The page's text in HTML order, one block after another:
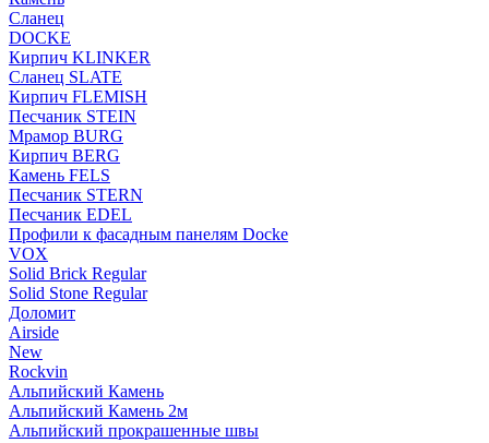
Сланец
DOCKE
Кирпич KLINKER
Сланец SLATE
Кирпич FLEMISH
Пес­ча­ник STEIN
Мрамор BURG
Кирпич BERG
Камень FELS
Пес­ча­ник STERN
Пес­ча­ник EDEL
Профили к фасадным панелям Docke
VOX
Solid Brick Regular
Solid Stone Regular
Доломит
Airside
New
Rockvin
Альпийский Камень
Альпийский Камень 2м
Альпийский прокрашенные швы